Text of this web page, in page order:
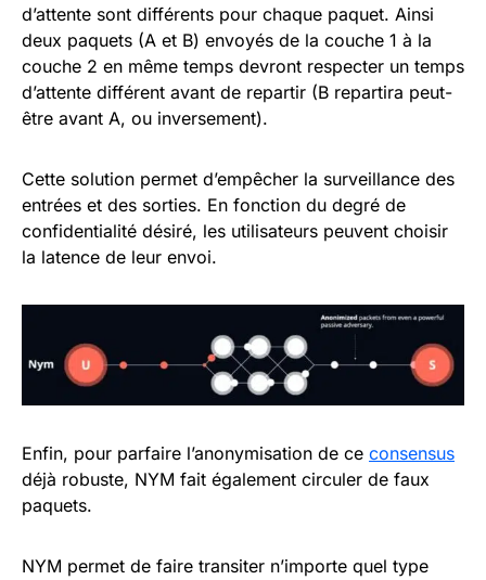
d’attente sont différents pour chaque paquet. Ainsi
deux paquets (A et B) envoyés de la couche 1 à la
couche 2 en même temps devront respecter un temps
d’attente différent avant de repartir (B repartira peut-
être avant A, ou inversement).
Cette solution permet d’empêcher la surveillance des
entrées et des sorties. En fonction du degré de
confidentialité désiré, les utilisateurs peuvent choisir
la latence de leur envoi.
Enfin, pour parfaire l’anonymisation de ce consensus
déjà robuste, NYM fait également circuler de faux
paquets.
NYM permet de faire transiter n’importe quel type